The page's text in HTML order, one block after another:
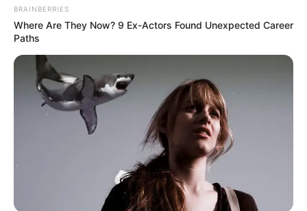
PT PAL Rusia, Sampari Class
RELATED POSTS
BRAINBERRIES
Where Are They Now? 9 Ex-Actors Found Unexpected Career
Paths